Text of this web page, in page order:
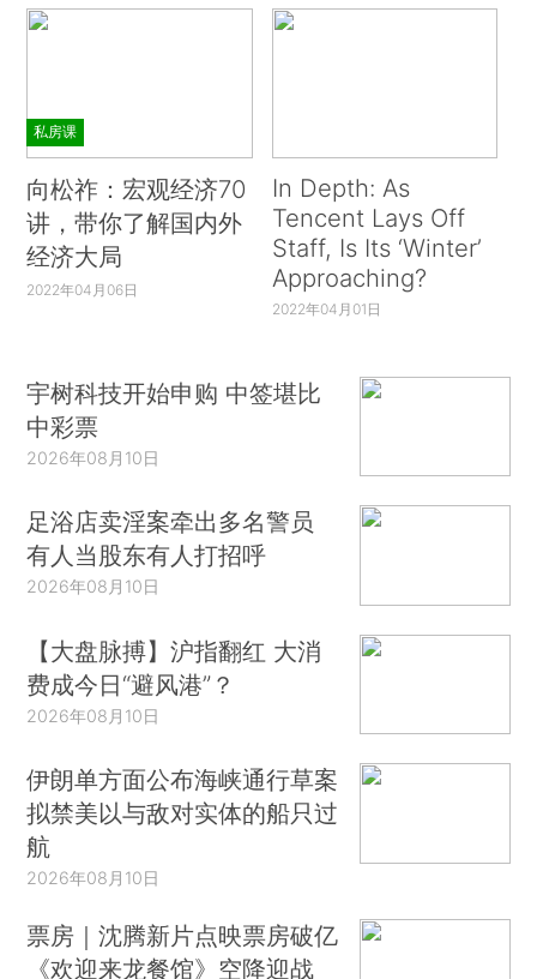
私房课
向松祚：宏观经济70
讲，带你了解国内外
经济大局
2022年04月06日
In Depth: As
Tencent Lays Off
Staff, Is Its ‘Winter’
Approaching?
2022年04月01日
宇树科技开始申购 中签堪比
中彩票
2026年08月10日
足浴店卖淫案牵出多名警员
有人当股东有人打招呼
2026年08月10日
【大盘脉搏】沪指翻红 大消
费成今日“避风港”？
2026年08月10日
伊朗单方面公布海峡通行草案
拟禁美以与敌对实体的船只过
航
2026年08月10日
票房｜沈腾新片点映票房破亿
《欢迎来龙餐馆》空降迎战